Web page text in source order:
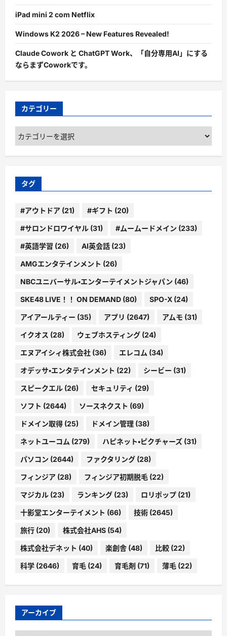
iPad mini 2 com Netflix
Windows K2 2026 – New Features Revealed!
Claude Cowork と ChatGPT Work、「自分専用AI」にする
ならまずCoworkです。
カテゴリー
カ
テ
ゴ
ー
タグ
#アウトドア (21) #ギフト (20)
#サロンドロワイヤル (31) #ムームードメイン (233)
#英語学習 (26) AI英会話 (23)
AMGエンタテインメント (26)
NBCユニバーサル・エンターテイメントジャパン (46)
SKE48 LIVE！！ ON DEMAND (80) SPO-X (24)
アイアールティー (35) アプリ (2647) アムモ (31)
イクオス (28) ウェブホスティング (24)
エヌアイシィ株式会社 (36) エレコム (34)
オデッサ・エンタテインメント (22) シービー (31)
スピークエル (26) セキュリティ (29)
ソフト (2644) ソースネクスト (69)
ドメイン取得 (25) ドメイン管理 (38)
ネットユーコム (279) ハピネット・ピクチャーズ (31)
パソコン (2644) ファクタリング (28)
フィンジア (28) フィンジア初期脱毛 (22)
マジカル (23) ランキング (23) ロリポップ (21)
十影堂エンターテイメント (66) 技術 (2645)
旅行 (20) 株式会社AHS (54)
株式会社デネット (40) 楽創舎 (48) 比較 (22)
科学 (2646) 育毛 (24) 育毛剤 (71) 薄毛 (22)
アーカイブ